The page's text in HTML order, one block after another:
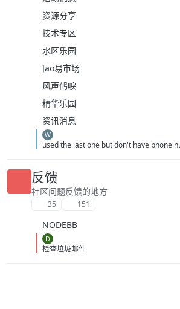
活动优惠
资源分享
技术专区
水区乐园
Jao易市场
风声鹤唳
精华乐园
资讯消息
W
反馈
社区问题反馈的地方
NODEBB
D